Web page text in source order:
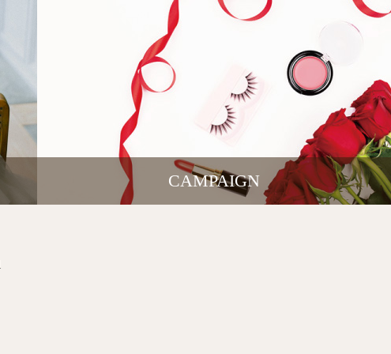
CAMPAIGN